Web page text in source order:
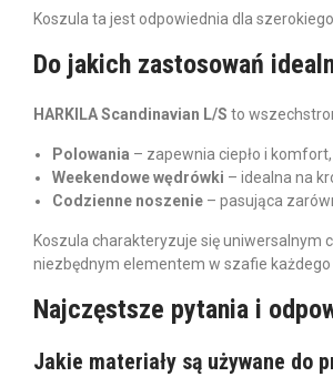
Koszula ta jest odpowiednia dla
Do jakich zastosowań
HARKILA Scandinavian L/S to
Polowania – zapewnia ciepło i
Weekendowe wędrówki – idealna na
Codzienne noszenie – pasująca
Koszula charakteryzuje się uniwersalnym
niezbędnym elementem w szafie każdego
Najczęstsze pytania i
Jakie materiały są używane do